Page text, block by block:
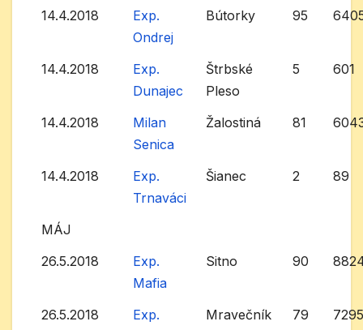
14.4.2018
Exp.
Ondrej
Bútorky 95
14.4.2018
Exp.
Dunajec
Štrbské
Pleso
5 601
14.4.2018
Milan
Senica
Žalostiná 81
14.4.2018
Exp.
Trnaváci
Šianec 2 89
MÁJ
26.5.2018
Exp.
Mafia
Sitno 90
26.5.2018
Exp.
Mravečník 79